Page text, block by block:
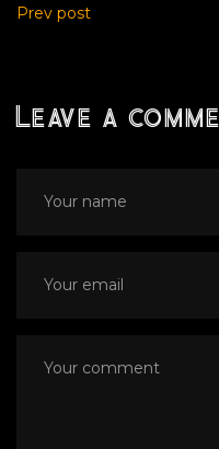
Prev post
Leave a